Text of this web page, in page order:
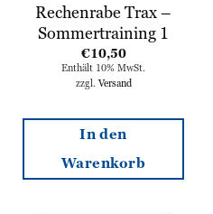
Rechenrabe Trax –
Sommertraining 1
€10,50
Enthält 10% MwSt.
zzgl. Versand
In den
Warenkorb